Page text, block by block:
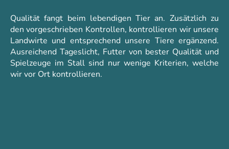
Qualität fangt beim lebendigen Tier an. Zusätzlich zu
den vorgeschrieben Kontrollen, kontrollieren wir unsere
Landwirte und entsprechend unsere Tiere ergänzend.
Ausreichend Tageslicht, Futter von bester Qualität und
Spielzeuge im Stall sind nur wenige Kriterien, welche
wir vor Ort kontrollieren.